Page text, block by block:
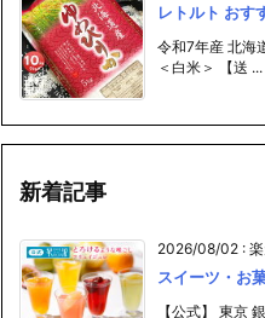
レトルト おす
令和7年産 北海
＜白米＞ 【送 ...
新着記事
2026/08/02 :
スイーツ・お
【公式】 東京